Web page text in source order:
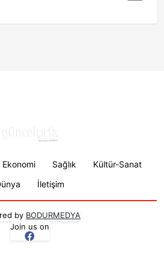
Ekonomi Sağlık
Kültür-Sanat
İletişim
by BODURMEDYA
Join us on